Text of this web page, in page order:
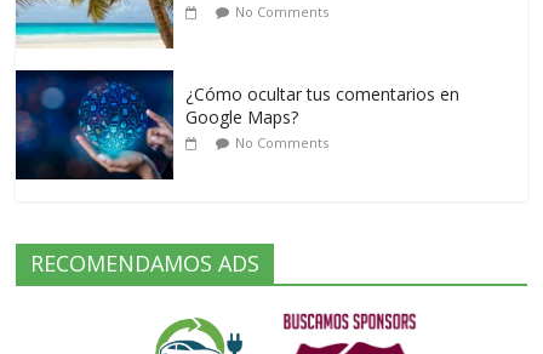
No Comments
¿Cómo ocultar tus comentarios en
Google Maps?
No Comments
RECOMENDAMOS ADS